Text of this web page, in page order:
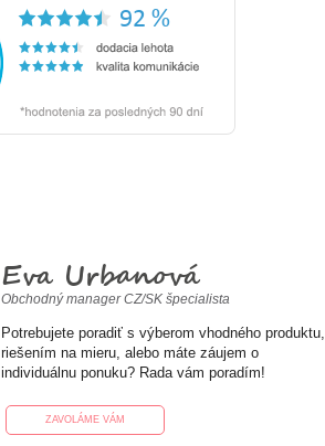
Eva Urbanová
Obchodný manager CZ/SK špecialista
Potrebujete poradiť s výberom vhodného produktu,
riešením na mieru, alebo máte záujem o
individuálnu ponuku? Rada vám poradím!
ZAVOLÁME VÁM